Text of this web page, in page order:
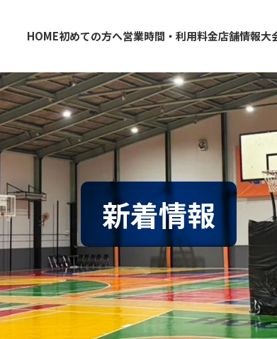
HOME初めての方へ営業時間・利用料金店舗情報大
大阪・東大阪・堺のバスケコートレンタル
ル
新着情報